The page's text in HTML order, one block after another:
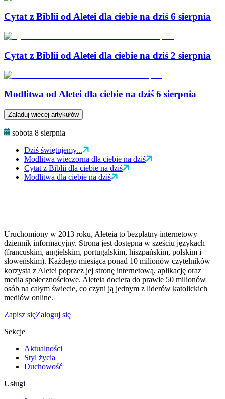
Cytat z Biblii od Aletei dla ciebie na dziś 6 sierpnia
Cytat z Biblii od Aletei dla ciebie na dziś 2 sierpnia
Modlitwa od Aletei dla ciebie na dziś 6 sierpnia
Załaduj więcej artykułów
sobota 8 sierpnia
Dziś świętujemy...
Modlitwa wieczorna dla ciebie na dziś
Cytat z Biblii dla ciebie na dziś
Modlitwa dla ciebie na dziś
Uruchomiony w 2013 roku, Aleteia to bezpłatny internetowy
dziennik informacyjny. Strona jest dostępna w sześciu językach
(francuskim, angielskim, portugalskim, hiszpańskim, polskim i
słoweńskim). Każdego miesiąca ponad 10 milionów czytelników
korzysta z Aletei poprzez jej stronę internetową, aplikację oraz
media społecznościowe. Aleteia dociera do prawie 50 milionów
osób na całym świecie, co czyni ją jednym z liderów katolickich
mediów online.
Zapisz sięZaloguj się
Sekcje
Aktualności
Styl życia
Duchowość
Usługi